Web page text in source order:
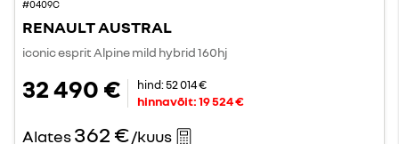
#0409C
RENAULT AUSTRAL
iconic esprit Alpine mild hybrid 160hj
32 490 € hind:52 014 €
hinnavõit:19 524 €
Alates362 €/kuus